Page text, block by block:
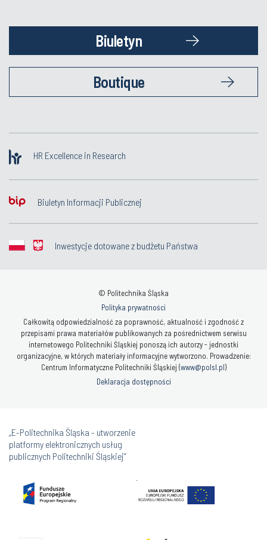
Biuletyn
Boutique
HR Excellence in Research
Biuletyn Informacji Publicznej
Inwestycje dotowane z budżetu Państwa
© Politechnika Śląska
Polityka prywatności
Całkowitą odpowiedzialność za poprawność, aktualność i zgodność z
przepisami prawa materiałów publikowanych za pośrednictwem serwisu
internetowego Politechniki Śląskiej ponoszą ich autorzy - jednostki
organizacyjne, w których materiały informacyjne wytworzono. Prowadzenie:
Centrum Informatyczne Politechniki Śląskiej (www@polsl.pl)
Deklaracja dostępności
„E-Politechnika Śląska - utworzenie
platformy elektronicznych usług
publicznych Politechniki Śląskiej”